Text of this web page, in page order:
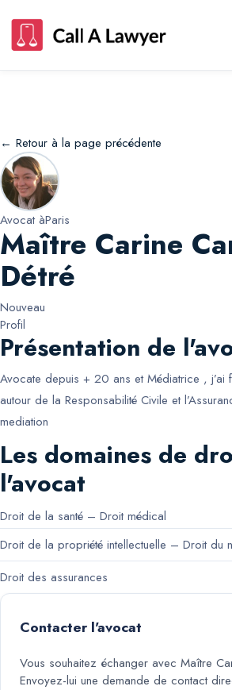
← Retour à la page précédente
Avocat àParis
Maître Carine
Détré
Nouveau
Profil
Présentation de
Avocate depuis + 20 ans et Médiatrice , j’ai
autour de la Responsabilité Civile et
mediation
Les domaines de
l'avocat
Droit de la santé – Droit médical
Droit de la propriété intellectuelle – Droit du
Droit des assurances
Contacter l'avocat
Vous souhaitez échanger avec Maître
Envoyez-lui une demande de contact